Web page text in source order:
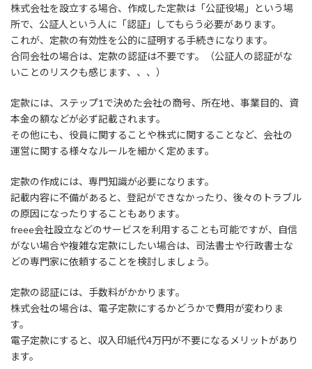
株式会社を設立する場合、作成した定款は「公証役場」という場
所で、公証人という人に「認証」してもらう必要があります。
これが、定款の有効性を公的に証明する手続きになります。
合同会社の場合は、定款の認証は不要です。（公証人の認証がな
いことのリスクも感じます、、、）
定款には、ステップ1で決めた会社の商号、所在地、事業目的、資
本金の額などが必ず記載されます。
その他にも、役員に関することや株式に関することなど、会社の
運営に関する様々なルールを細かく定めます。
定款の作成には、専門知識が必要になります。
記載内容に不備があると、登記ができなかったり、後々のトラブル
の原因になったりすることもあります。
freee会社設立などのサービスを利用することも可能ですが、自信
がない場合や複雑な定款にしたい場合は、司法書士や行政書士な
どの専門家に依頼することを検討しましょう。
定款の認証には、手数料がかかります。
株式会社の場合は、電子定款にするかどうかで費用が変わりま
す。
電子定款にすると、収入印紙代4万円が不要になるメリットがあり
ます。